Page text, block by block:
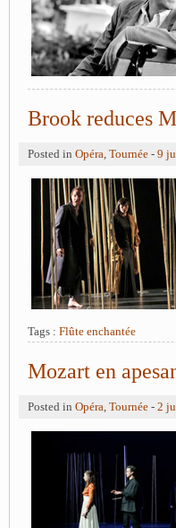
Brook reduces
Posted in Opéra Tournée - 9
Tags : Flûte enchantée
Mozart en
Posted in Opéra Tournée - 2